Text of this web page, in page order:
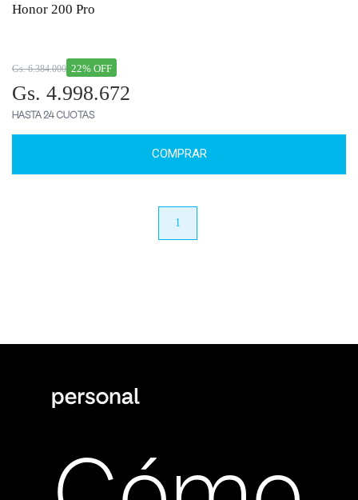
Honor 200 Pro
22% OFF
Gs. 6.384.000
Gs. 4.998.672
HASTA 24 CUOTAS
COMPRAR
1